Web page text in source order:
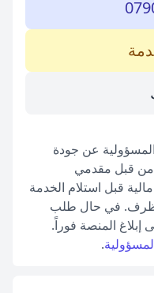
عن جودة
من قبل مقدمي
قبل استلام الخدمة
ظرف. في حال طلب
المنصة فوراً.
.